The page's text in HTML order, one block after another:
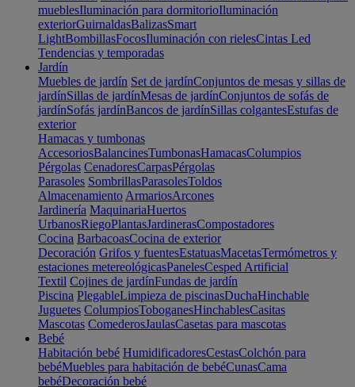
mueblesIluminación para dormitorioIluminación
exteriorGuirnaldasBalizasSmart
LightBombillasFocosIluminación con rielesCintas Led
Tendencias y temporadas
Jardín
Muebles de jardín Set de jardínConjuntos de mesas y sillas de
jardínSillas de jardínMesas de jardínConjuntos de sofás de
jardínSofás jardínBancos de jardínSillas colgantesEstufas de
exterior
Hamacas y tumbonas
AccesoriosBalancinesTumbonasHamacasColumpios
Pérgolas CenadoresCarpasPérgolas
Parasoles SombrillasParasolesToldos
Almacenamiento ArmariosArcones
Jardinería MaquinariaHuertos
UrbanosRiegoPlantasJardinerasCompostadores
Cocina BarbacoasCocina de exterior
Decoración Grifos y fuentesEstatuasMacetasTermómetros y
estaciones metereológicasPanelesCesped Artificial
Textil Cojines de jardínFundas de jardín
Piscina PlegableLimpieza de piscinasDuchaHinchable
Juguetes ColumpiosToboganesHinchablesCasitas
Mascotas ComederosJaulasCasetas para mascotas
Bebé
Habitación bebé HumidificadoresCestasColchón para
bebéMuebles para habitación de bebéCunasCama
bebéDecoración bebé